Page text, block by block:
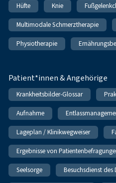
Hüfte Knie
Multimodale Schmerztherapie
Physiotherapie
Patient*innen & Angehörige
Krankheitsbilder-Glossar
Aufnahme
Lageplan / Klinikwegweiser
Ergebnisse von
Seelsorge Besuchsdienst des